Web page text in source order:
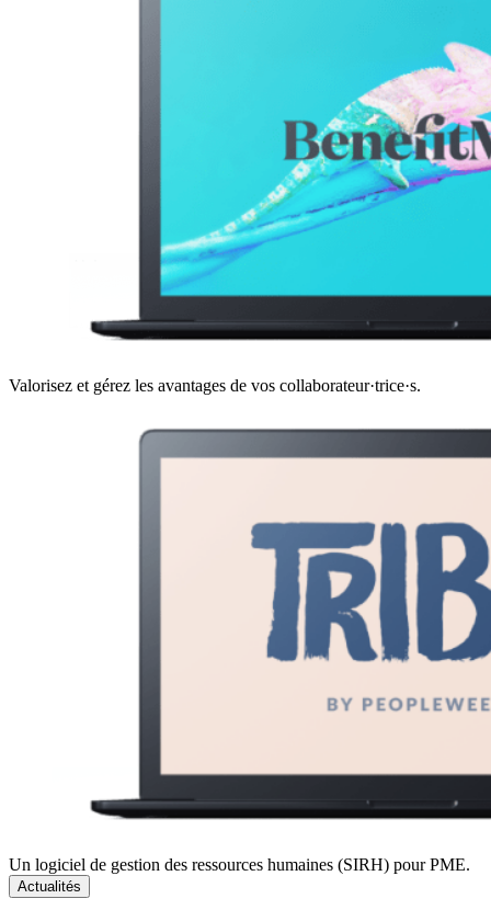
Valorisez et gérez les avantages de vos collaborateur·trice·s.
Un logiciel de gestion des ressources humaines (SIRH) pour PME.
Actualités